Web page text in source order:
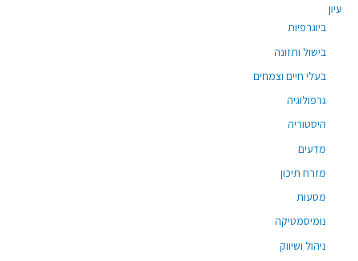
עיון
ביוגרפיות
בישול ותזונה
בעלי חיים וצמחים
גרפולוגיה
היסטוריה
מדעים
מזרח תיכון
מסעות
נומיסמטיקה
ניהול ושיווק